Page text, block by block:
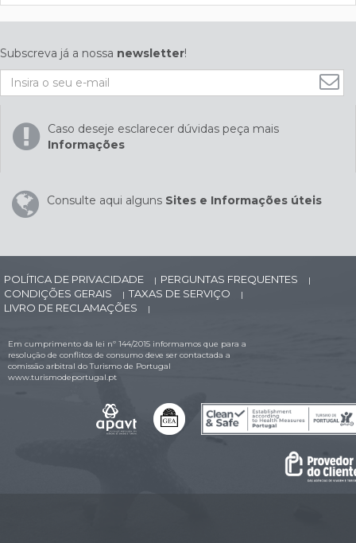
Subscreva já a nossa newsletter!
Caso deseje esclarecer dúvidas peça mais
Informações
Consulte aqui alguns Sites e Informações úteis
POLÍTICA DE PRIVACIDADE | PERGUNTAS FREQUENTES |
CONDIÇÕES GERAIS | TAXAS DE SERVIÇO |
LIVRO DE RECLAMAÇÕES |
Em cumprimento da lei nº 144/2015 informamos que para a
resolução de conflitos de consumo deve ser contactada a
comissão arbitral do Turismo de Portugal
www.turismodeportugal.pt